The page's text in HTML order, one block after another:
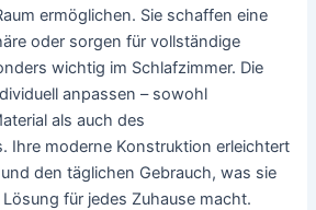
ermöglichen. Sie schaffen eine
oder sorgen für vollständige
wichtig im Schlafzimmer. Die
anpassen – sowohl
als auch des
Ihre moderne Konstruktion erleichtert
den täglichen Gebrauch, was sie
für jedes Zuhause macht.